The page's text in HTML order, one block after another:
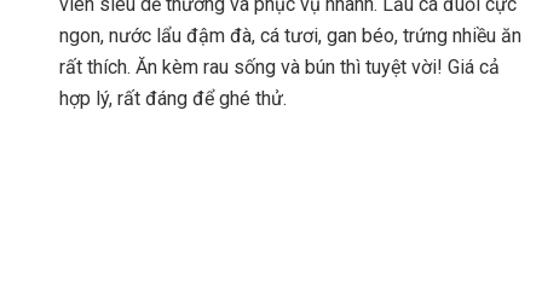
ngon, nước lẩu đậm đà, cá tươi, gan béo, trứng nhiều ăn
rất thích. Ăn kèm rau sống và bún thì tuyệt vời! Giá cả
hợp lý, rất đáng để ghé thử.